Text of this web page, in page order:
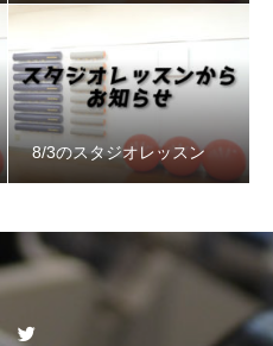
8/3のスタジオレッスン